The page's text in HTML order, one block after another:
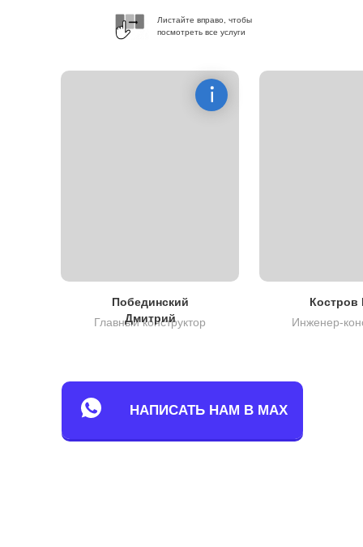
Листайте вправо, чтобы
посмотреть все услуги
Главный конструктор
Побединский
Дмитрий
Инженер-
Костров
НАПИСАТЬ НАМ В MAX